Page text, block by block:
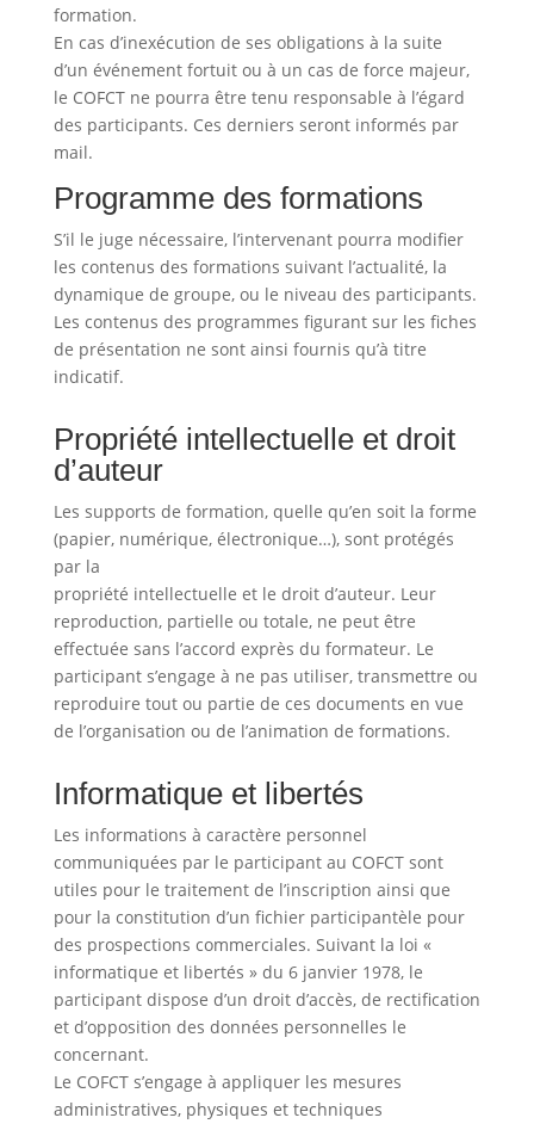
formation.
En cas d’inexécution de ses obligations à la suite
d’un événement fortuit ou à un cas de force majeur,
le COFCT ne pourra être tenu responsable à l’égard
des participants. Ces derniers seront informés par
mail.
Programme des formations
S’il le juge nécessaire, l’intervenant pourra modifier
les contenus des formations suivant l’actualité, la
dynamique de groupe, ou le niveau des participants.
Les contenus des programmes figurant sur les fiches
de présentation ne sont ainsi fournis qu’à titre
indicatif.
Propriété intellectuelle et droit
d’auteur
Les supports de formation, quelle qu’en soit la forme
(papier, numérique, électronique…), sont protégés
par la
propriété intellectuelle et le droit d’auteur. Leur
reproduction, partielle ou totale, ne peut être
effectuée sans l’accord exprès du formateur. Le
participant s’engage à ne pas utiliser, transmettre ou
reproduire tout ou partie de ces documents en vue
de l’organisation ou de l’animation de formations.
Informatique et libertés
Les informations à caractère personnel
communiquées par le participant au COFCT sont
utiles pour le traitement de l’inscription ainsi que
pour la constitution d’un fichier participantèle pour
des prospections commerciales. Suivant la loi «
informatique et libertés » du 6 janvier 1978, le
participant dispose d’un droit d’accès, de rectification
et d’opposition des données personnelles le
concernant.
Le COFCT s’engage à appliquer les mesures
administratives, physiques et techniques